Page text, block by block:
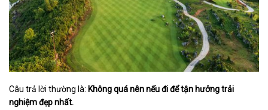
Câu trả lời thường là: Không quá nên nếu đi để tận hưởng trải
nghiệm đẹp nhất.